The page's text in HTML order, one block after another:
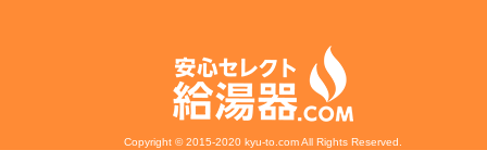
Copyright © 2015-2020 kyu-to.com All Rights Reserved.